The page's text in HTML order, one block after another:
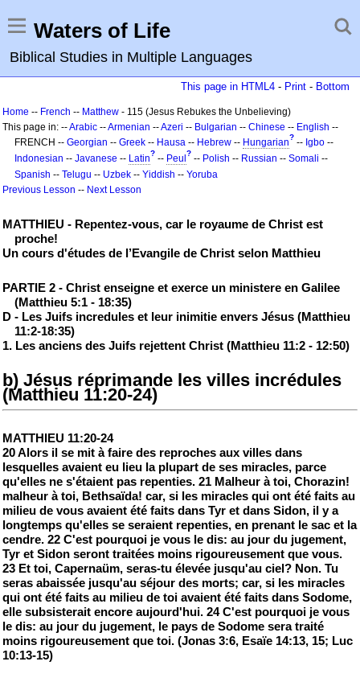
Waters of Life
Biblical Studies in Multiple Languages
This page in HTML4 - Print - Bottom
Home -- French -- Matthew - 115 (Jesus Rebukes the Unbelieving)
This page in: --Arabic --Armenian --Azeri -- Bulgarian -- Chinese -- English --
FRENCH -- Georgian -- Greek -- Hausa -- Hebrew -- Hungarian? -- Igbo --
Indonesian -- Javanese -- Latin? -- Peul ? -- Polish -- Russian -- Somali --
Spanish -- Telugu -- Uzbek -- Yiddish -- Yoruba
Previous Lesson -- Next Lesson
MATTHIEU - Repentez-vous, car le royaume de Christ est
proche!
Un cours d'études de l’Evangile de Christ selon Matthieu
PARTIE 2 - Christ enseigne et exerce un ministere en Galilee
(Matthieu 5:1 - 18:35)
D - Les Juifs incredules et leur inimitie envers Jésus (Matthieu
11:2-18:35)
1. Les anciens des Juifs rejettent Christ (Matthieu 11:2 - 12:50)
b) Jésus réprimande les villes incrédules
(Matthieu 11:20-24)
MATTHIEU 11:20-24
20 Alors il se mit à faire des reproches aux villes dans
lesquelles avaient eu lieu la plupart de ses miracles, parce
qu'elles ne s'étaient pas repenties. 21 Malheur à toi, Chorazin!
malheur à toi, Bethsaïda! car, si les miracles qui ont été faits au
milieu de vous avaient été faits dans Tyr et dans Sidon, il y a
longtemps qu'elles se seraient repenties, en prenant le sac et la
cendre. 22 C'est pourquoi je vous le dis: au jour du jugement,
Tyr et Sidon seront traitées moins rigoureusement que vous.
23 Et toi, Capernaüm, seras-tu élevée jusqu'au ciel? Non. Tu
seras abaissée jusqu'au séjour des morts; car, si les miracles
qui ont été faits au milieu de toi avaient été faits dans Sodome,
elle subsisterait encore aujourd'hui. 24 C'est pourquoi je vous
le dis: au jour du jugement, le pays de Sodome sera traité
moins rigoureusement que toi. (Jonas 3:6, Esaïe 14:13, 15; Luc
10:13-15)